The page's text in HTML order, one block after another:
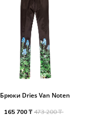
Брюки Dries Van Noten
165 700 ₸473 200 ₸